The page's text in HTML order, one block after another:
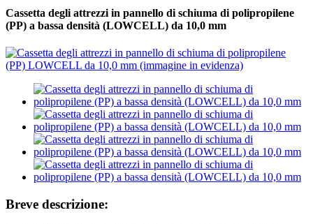
Cassetta degli attrezzi in pannello di schiuma di polipropilene
(PP) a bassa densità (LOWCELL) da 10,0 mm
Breve descrizione: